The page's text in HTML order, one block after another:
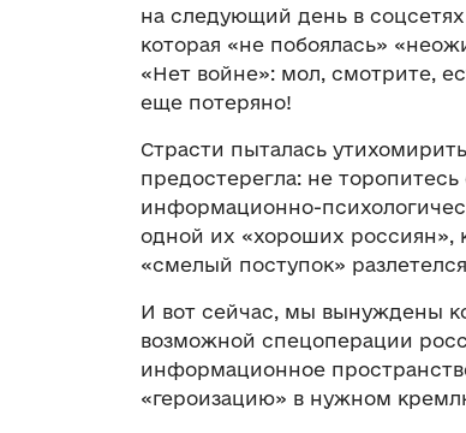
на следующий день в
которая «не побоялась»
«Нет войне»: мол, смотрите,
еще потеряно!
Страсти пыталась
предостерегла: не
информационно-
одной их «хороших
«смелый поступок»
И вот сейчас, мы вынуждены
возможной спецоперации
информационное
«героизацию» в нужном